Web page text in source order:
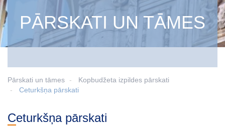
PĀRSKATI UN TĀMES
Pārskati un tāmes
Kopbudžeta izpildes pārskati
Ceturkšņa pārskati
Ceturkšņa pārskati